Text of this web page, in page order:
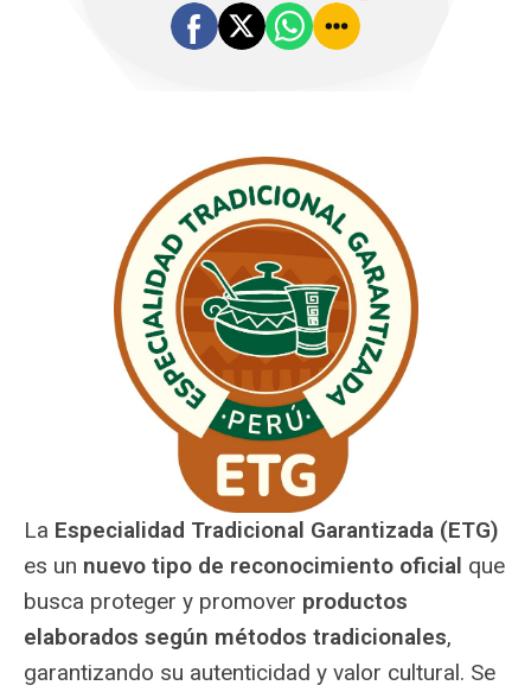
La Especialidad Tradicional Garantizada (ETG)
es un nuevo tipo de reconocimiento oficial que
busca proteger y promover productos
elaborados según métodos tradicionales,
garantizando su autenticidad y valor cultural. Se